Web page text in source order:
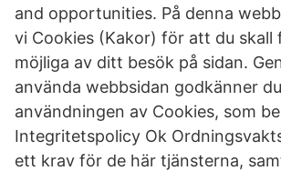
and opportunities. På denna
vi Cookies (Kakor) för att du skall
möjliga av ditt besök på sidan.
använda webbsidan godkänner du
användningen av Cookies, som
Integritetspolicy Ok
ett krav för de här tjänsterna,